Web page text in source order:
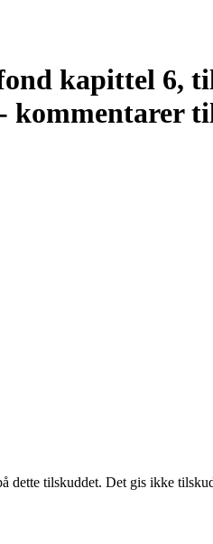
kapittel 6,
kommentarer
tilskuddet. Det gis ikke